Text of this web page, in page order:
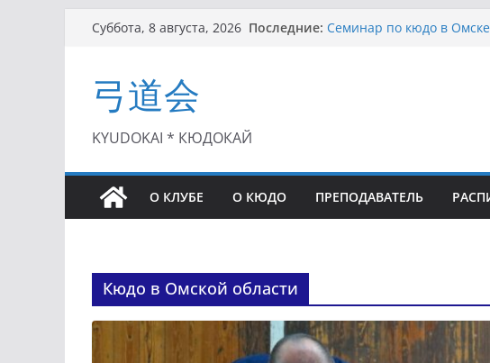
Перейти
Суббота, 8 августа, 2026 Последние: Семинар по кюдо в
弓道会
KYUDOKAI * КЮДОКАЙ
О КЛУБЕ О КЮДО ПРЕПОДАВАТЕЛЬ
Кюдо в Омской области